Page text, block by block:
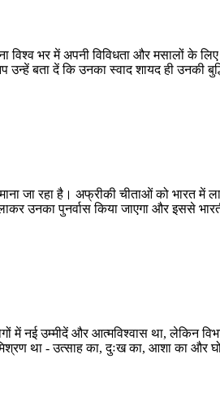
भर में अपनी विविधता और मसालों के लिए
उन्हें बता दें कि उनका स्वाद शायद ही
जा रहा है। अफ्रीकी चीताओं को भारत में
उनका पुनर्वास किया जाएगा और इससे
में नई उम्मीदें और आत्मविश्वास था, लेकिन
था - उत्साह का, दुःख का, आशा का और